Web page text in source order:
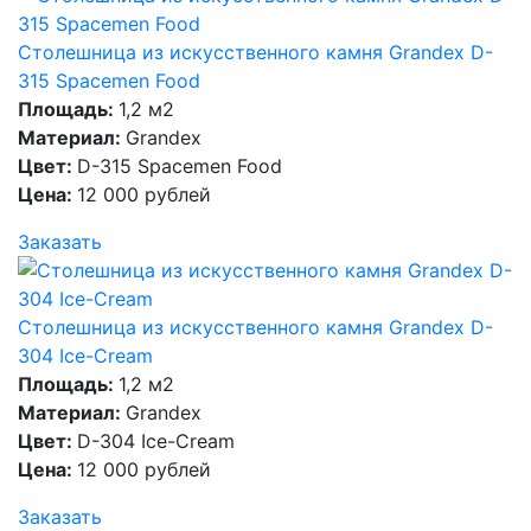
Столешница из искусственного камня Grandex D-
315 Spacemen Food
Площадь: 1,2 м2
Материал: Grandex
Цвет: D-315 Spacemen Food
Цена: 12 000 рублей
Заказать
Столешница из искусственного камня Grandex D-
304 Ice-Cream
Площадь: 1,2 м2
Материал: Grandex
Цвет: D-304 Ice-Cream
Цена: 12 000 рублей
Заказать